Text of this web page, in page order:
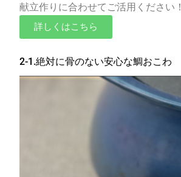
献立作りに合わせてご活用ください！
詳しくはこちら
2-1.絶対に骨のない安心な鯛おこわ